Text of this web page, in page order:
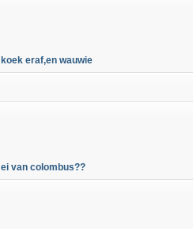
koek eraf,en wauwie
ei van colombus??